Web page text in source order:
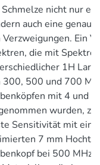
nicht nur
auch eine
Verzweigungen. Ein
die mit
1H
300, 500 und 700
mit 4 und
wurden,
Sensitivität mit
7 mm
bei 500 MHz